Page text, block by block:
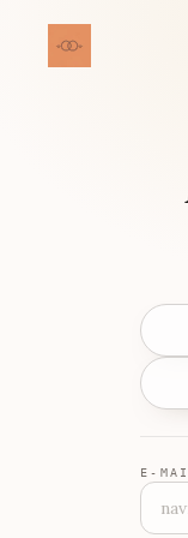
E-